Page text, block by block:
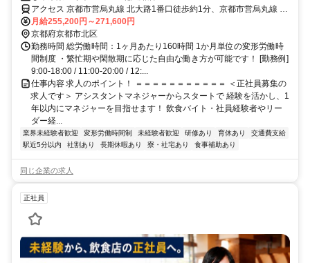
アクセス 京都市営烏丸線 北大路1番口徒歩約1分、京都市営烏丸線 鞍
馬口2番口徒歩約11分、京都市営烏丸線 北山（京都府）3番口徒歩約
17分 北大路駅徒歩1分
月給255,200円～271,600円
京都府京都市北区
勤務時間 総労働時間：1ヶ月あたり160時間 1か月単位の変形労働時
間制度 ・繁忙期や閑散期に応じた自由な働き方が可能です！ [勤務例]
9:00-18:00 / 11:00-20:00 / 12:...
仕事内容 求人のポイント！ ＝＝＝＝＝＝＝＝＝＝＝ ＜正社員募集の
求人です＞ アシスタントマネジャーからスタートで 経験を活かし、1
年以内にマネジャーを目指せます！ 飲食バイト・社員経験者やリー
ダー経...
業界未経験者歓迎 変形労働時間制 未経験者歓迎 研修あり 育休あり
交通費支給
駅近5分以内
社割あり 長期休暇あり 寮・社宅あり 食事補助あり
同じ企業の求人
正社員